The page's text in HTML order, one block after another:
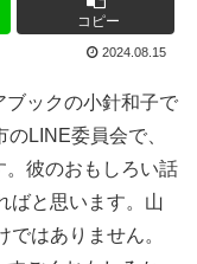
コピー
2024.08.15
ブックの小針和子で
LINE委員会で、
。彼のおもしろい話
ばと思います。山
はありません。